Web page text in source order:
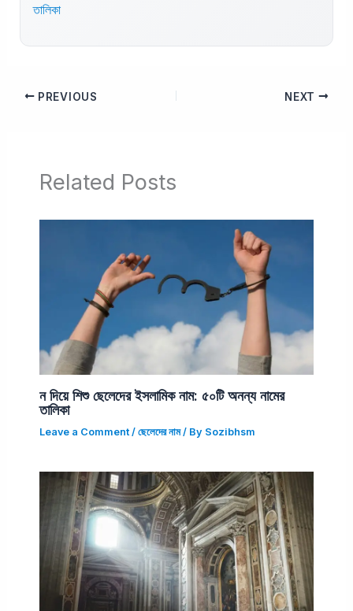
তালিকা
PREVIOUS NEXT
Related Posts
ন দিয়ে শিশু ছেলেদের ইসলামিক নাম: ৫০টি অনন্য নামের
তালিকা
Leave a Comment / ছেলেদের নাম/ By Sozibhsm